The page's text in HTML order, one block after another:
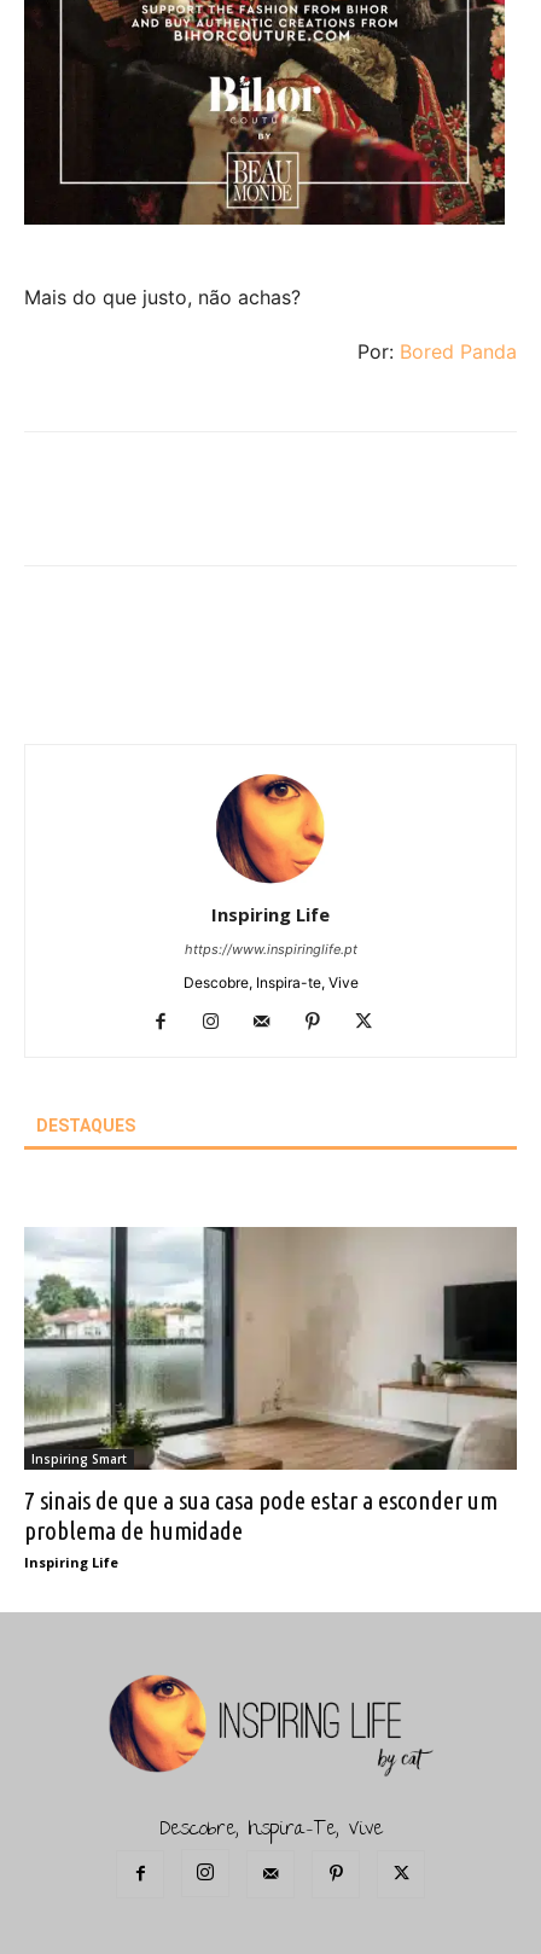
Mais do que justo, não achas?
Por: Bored Panda
Inspiring Life
https://www.inspiringlife.pt
Descobre, Inspira-te, Vive
DESTAQUES
Inspiring Smart
7 sinais de que a sua casa pode estar a esconder um
problema de humidade
Inspiring Life
Descobre, Inspira-Te, Vive